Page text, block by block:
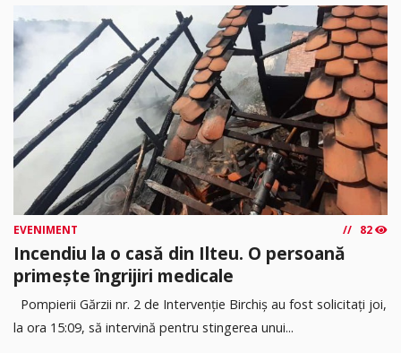
EVENIMENT 82
Incendiu la o casă din Ilteu. O persoană
primește îngrijiri medicale
Pompierii Gărzii nr. 2 de Intervenție Birchiș au fost solicitați joi,
la ora 15:09, să intervină pentru stingerea unui...